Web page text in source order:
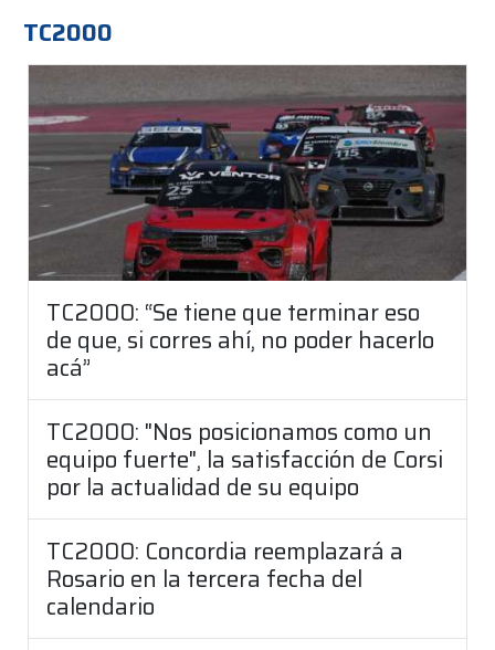
TC2000
TC2000: “Se tiene que terminar eso
de que, si corres ahí, no poder hacerlo
acá”
TC2000: "Nos posicionamos como un
equipo fuerte", la satisfacción de Corsi
por la actualidad de su equipo
TC2000: Concordia reemplazará a
Rosario en la tercera fecha del
calendario